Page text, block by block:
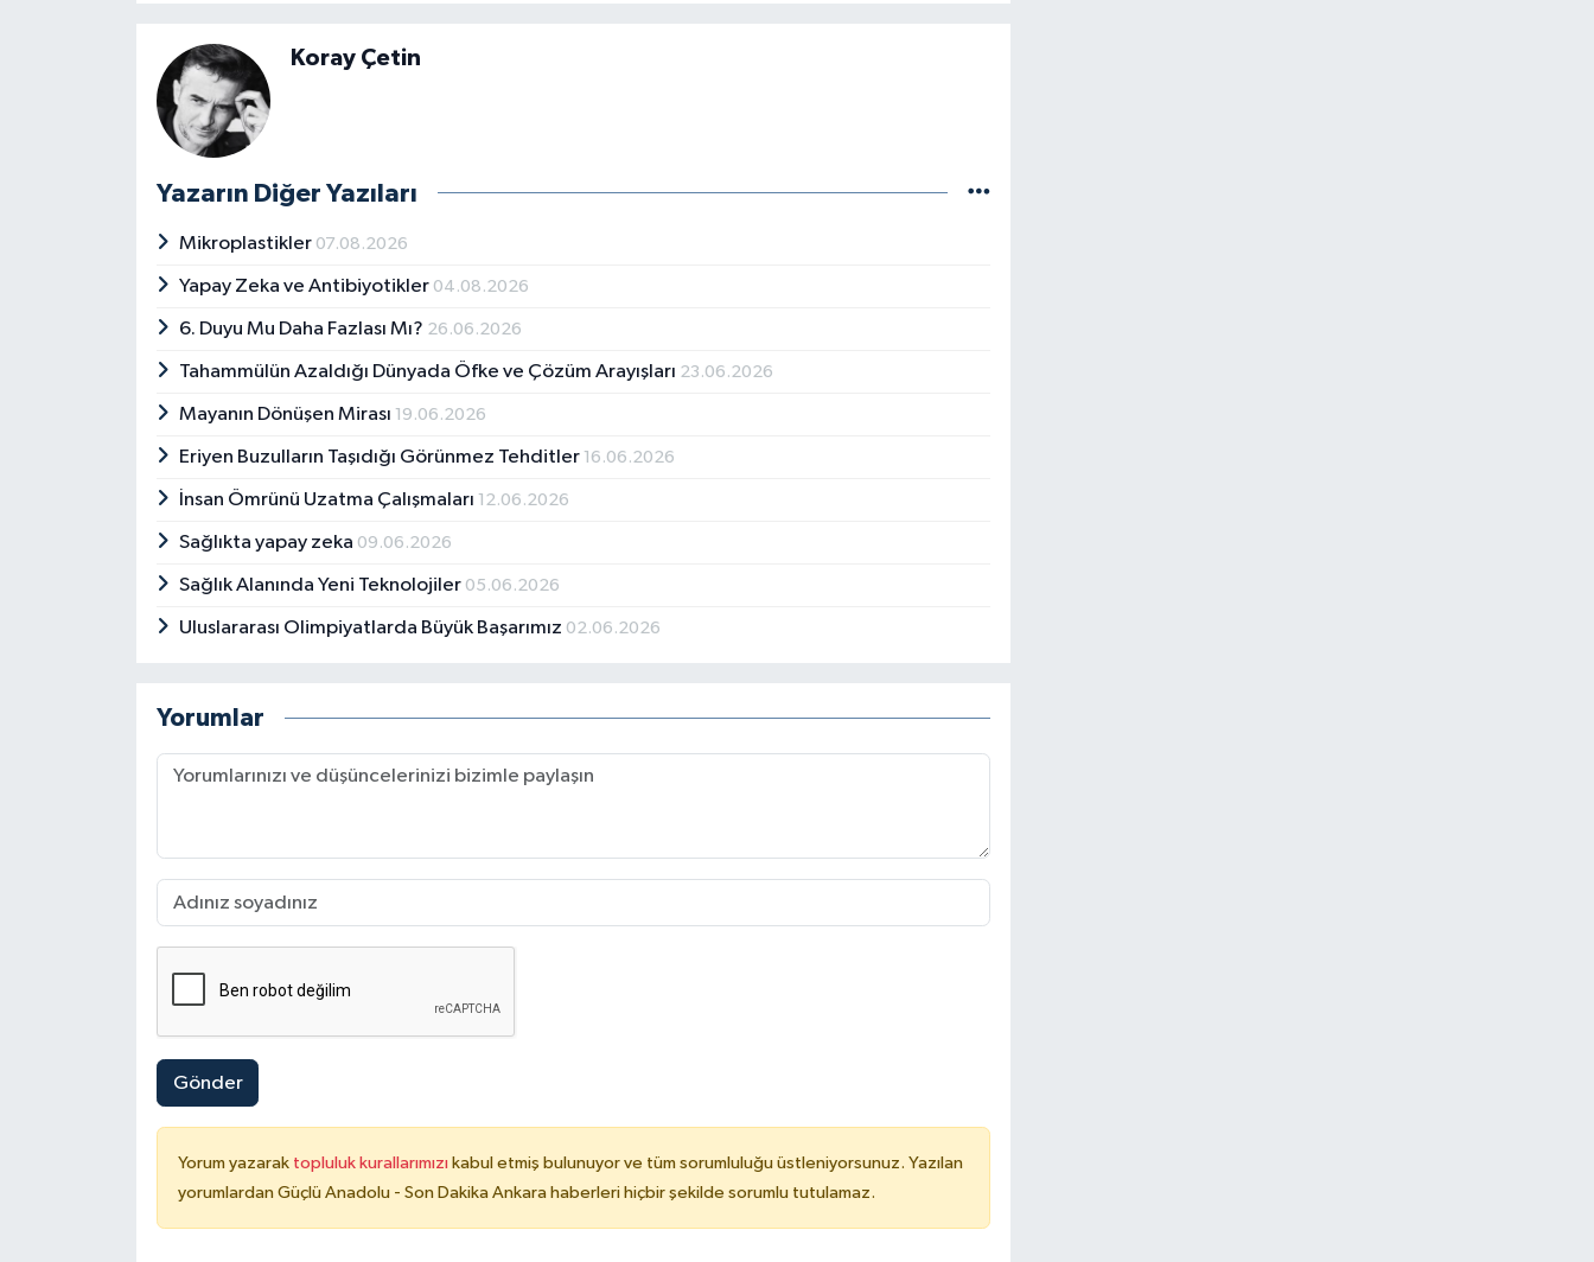
Koray Çetin
Yazarın Diğer Yazıları
Mikroplastikler 07.08.2026
Yapay Zeka ve Antibiyotikler 04.08.2026
6. Duyu Mu Daha Fazlası Mı? 26.06.2026
Tahammülün Azaldığı Dünyada Öfke ve Çözüm Arayışları 23.06.2026
Mayanın Dönüşen Mirası 19.06.2026
Eriyen Buzulların Taşıdığı Görünmez Tehditler 16.06.2026
İnsan Ömrünü Uzatma Çalışmaları 12.06.2026
Sağlıkta yapay zeka 09.06.2026
Sağlık Alanında Yeni Teknolojiler 05.06.2026
Uluslararası Olimpiyatlarda Büyük Başarımız 02.06.2026
Yorumlar
Gönder
Yorum yazarak topluluk kurallarımızı kabul etmiş bulunuyor ve tüm sorumluluğu üstleniyorsunuz. Yazılan
yorumlardan Güçlü Anadolu - Son Dakika Ankara haberleri hiçbir şekilde sorumlu tutulamaz.